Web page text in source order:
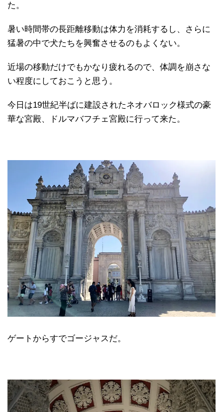
た。
暑い時間帯の長距離移動は体力を消耗するし、さらに
猛暑の中で犬たちを興奮させるのもよくない。
近場の移動だけでもかなり疲れるので、体調を崩さな
い程度にしておこうと思う。
今日は19世紀半ばに建設されたネオバロック様式の豪
華な宮殿、ドルマバフチェ宮殿に行って来た。
ゲートからすでゴージャスだ。